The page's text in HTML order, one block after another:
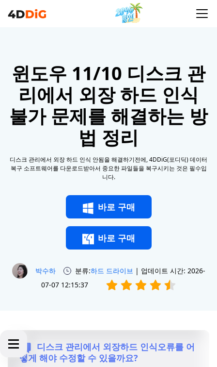
윈도우 11/10 디스크 관
리에서 외장 하드 인식
불가 문제를 해결하는 방
법 정리
디스크 관리에서 외장 하드 인식 안됨을 해결하기전에, 4DDiG(포디딕) 데이터
복구 소프트웨어를 다운로드받아서 중요한 파일들을 복구시키는 것은 필수입
니다.
바로 구매
바로 구매
박수하 분류:하드 드라이브 | 업데이트 시간: 2026-
07-07 12:15:37
디스크 관리에서 외장하드 인식오류를 어
떻게 해야 수정할 수 있을까요?